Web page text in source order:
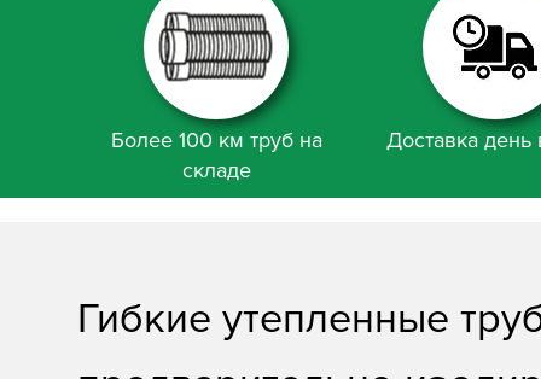
Более 100 км труб на
складе
Доставка день
Гибкие утепленные